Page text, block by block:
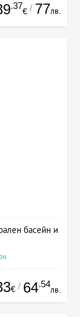
.37
€ / 77лв.
басейн и
€ / 64.54
лв.